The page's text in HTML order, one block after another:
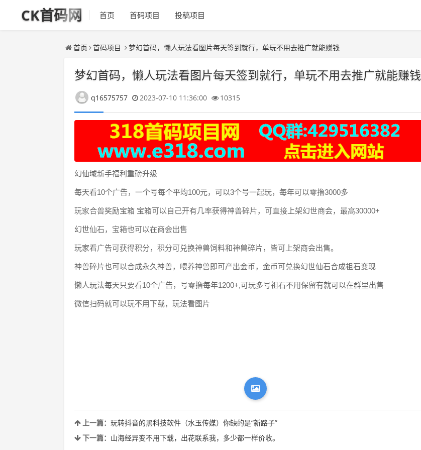
CK首码网 首页 首码项目 投稿项目
首页 首码项目 梦幻首码，懒人玩法看图片每天签到就行，单玩不用去推广就能赚钱
梦幻首码，懒人玩法看图片每天签到就行，单玩不用去推广就能赚钱
q16575757 2023-07-10 11:36:00 10315
幻仙域新手福利重磅升级
每天看10个广告，一个号每个平均100元，可以3个号一起玩，每年可以零撸3000多
玩家合兽奖励宝箱 宝箱可以自己开有几率获得神兽碎片，可直接上架幻世商会，最高30000+
幻世仙石，宝箱也可以在商会出售
玩家看广告可获得积分，积分可兑换神兽饲料和神兽碎片，皆可上架商会出售。
神兽碎片也可以合成永久神兽，喂养神兽即可产出金币，金币可兑换幻世仙石合成祖石变现
懒人玩法每天只要看10个广告，号零撸每年1200+,可玩多号祖石不用保留有就可以在群里出售
微信扫码就可以玩不用下载，玩法看图片
上一篇： 玩转抖音的黑科技软件（水玉传媒）你缺的是“新路子”
下一篇： 山海经异变不用下载，出花联系我，多少都一样价收。